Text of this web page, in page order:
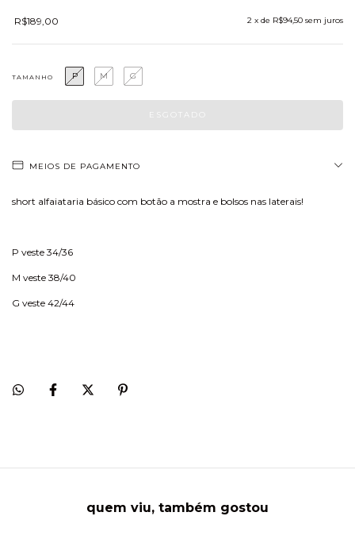
R$189,00 2 x de R$94,50 sem juros
TAMANHO P M G
MEIOS DE PAGAMENTO
short alfaiataria básico com botão a mostra e bolsos nas laterais!
P veste 34/36
M veste 38/40
G veste 42/44
quem viu, também gostou